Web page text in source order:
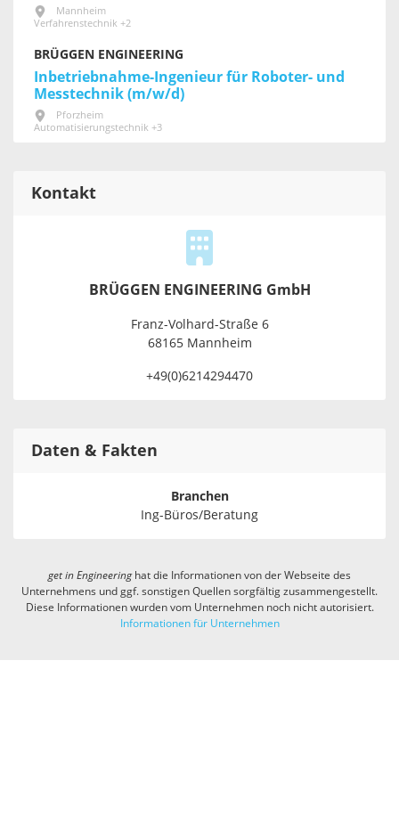
Mannheim
Verfahrenstechnik +2
BRÜGGEN ENGINEERING
Inbetriebnahme-Ingenieur für Roboter- und
Messtechnik (m/w/d)
Pforzheim
Automatisierungstechnik +3
Kontakt
BRÜGGEN ENGINEERING GmbH
Franz-Volhard-Straße 6
68165 Mannheim
+49(0)6214294470
Daten & Fakten
Branchen
Ing-Büros/Beratung
get in Engineeringhat die Informationen von der Webseite des
Unternehmens und ggf. sonstigen Quellen sorgfältig zusammengestellt.
Diese Informationen wurden vom Unternehmen noch nicht autorisiert.
Informationen für Unternehmen